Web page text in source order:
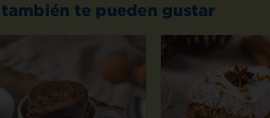
te pueden gustar